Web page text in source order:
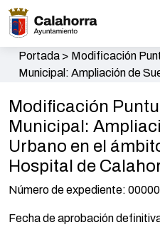
Portada> Modificación
Municipal: Ampliación de
Modificación
Municipal:
Urbano en el
Hospital de
Número de expediente:
Fecha de aprobación